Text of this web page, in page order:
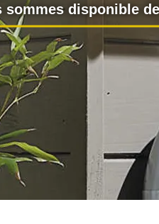
sommes disponible